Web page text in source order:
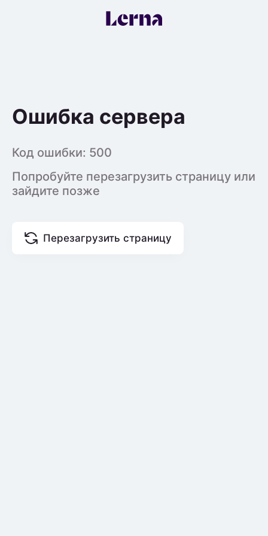
Ошибка сервера
Код ошибки: 500
Попробуйте перезагрузить страницу или
зайдите позже
Перезагрузить страницу